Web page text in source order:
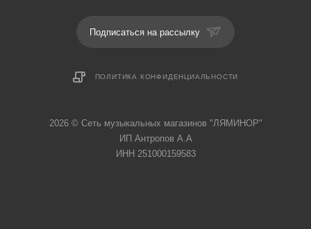
Подписаться на рассылку
ПОЛИТИКА КОНФИДЕНЦИАЛЬНОСТИ
2026 © Cеть музыкальных магазинов "ЛЯМИНОР"
ИП Антропов А.А
ИНН 251000159583